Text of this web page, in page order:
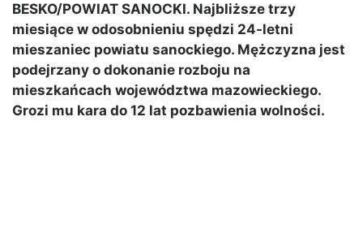
BESKO/POWIAT SANOCKI. Najbliższe trzy
miesiące w odosobnieniu spędzi 24-letni
mieszaniec powiatu sanockiego. Mężczyzna jest
podejrzany o dokonanie rozboju na
mieszkańcach województwa mazowieckiego.
Grozi mu kara do 12 lat pozbawienia wolności.